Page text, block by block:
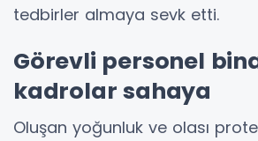
tedbirler almaya sevk etti.
Görevli personel
kadrolar sahaya
Oluşan yoğunluk ve olası